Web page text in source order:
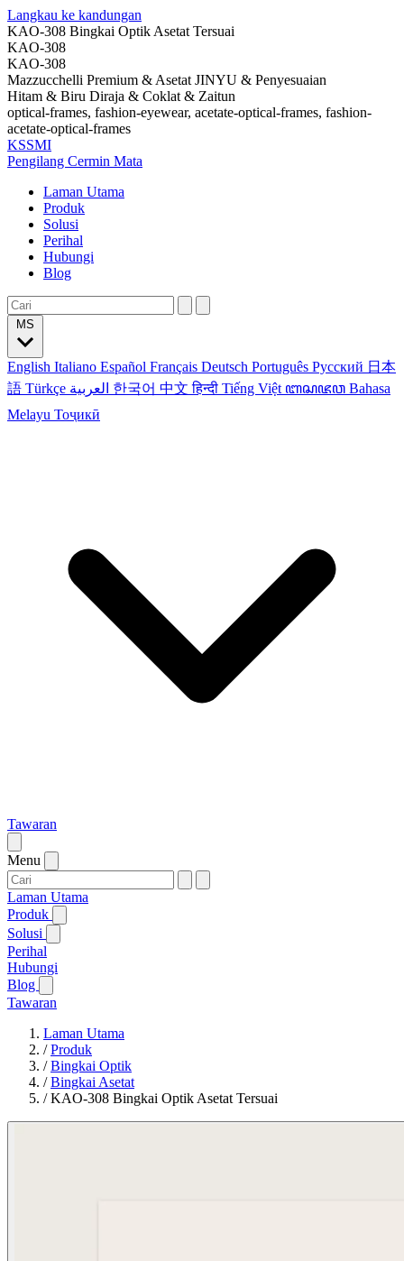
Langkau ke kandungan
KAO-308 Bingkai Optik Asetat Tersuai
KAO-308
KAO-308
Mazzucchelli Premium & Asetat JINYU & Penyesuaian
Hitam & Biru Diraja & Coklat & Zaitun
optical-frames, fashion-eyewear, acetate-optical-frames, fashion-
acetate-optical-frames
KSSMI
Pengilang Cermin Mata
Laman Utama
Produk
Solusi
Perihal
Hubungi
Blog
English Italiano Español Français Deutsch Português Русский 日本
語 Türkçe 한국어 中文हिन्दी Tiếng Việt ꦧꦱꦗꦮ Bahasa
Melayu Тоҷикӣ
Tawaran
Menu
Laman Utama
Produk
Solusi
Perihal
Hubungi
Blog
Tawaran
Laman Utama
/Produk
/Bingkai Optik
/Bingkai Asetat
/KAO-308 Bingkai Optik Asetat Tersuai